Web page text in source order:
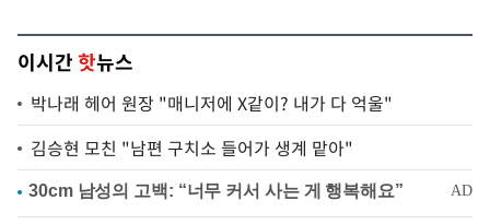
이시간핫뉴스
박나래 헤어 원장 "매니저에 X같이? 내가 다 억울"
김승현 모친 "남편 구치소 들어가 생계 맡아"